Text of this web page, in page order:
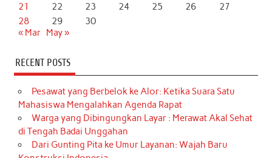
21
22 23 24 25 26
27
28
29
30
« Mar May »
RECENT POSTS
Pesawat yang Berbelok ke Alor: Ketika Suara Satu
Mahasiswa Mengalahkan Agenda Rapat
Warga yang Dibingungkan Layar : Merawat Akal Sehat
di Tengah Badai Unggahan
Dari Gunting Pita ke Umur Layanan: Wajah Baru